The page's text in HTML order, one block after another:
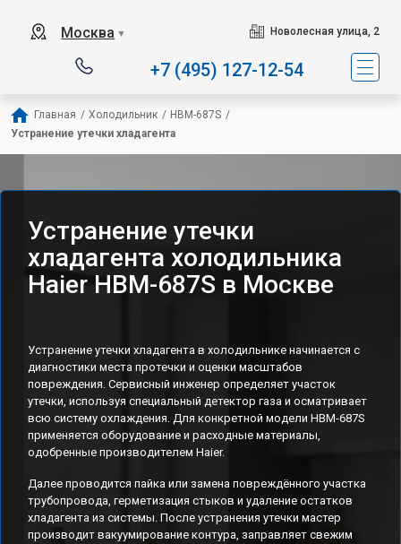
Москва ▼ Новолесная улица, 2
+7 (495) 127-12-54
Главная / Холодильник / HBM-687S /
Устранение утечки хладагента
Устранение утечки
хладагента холодильника
Haier HBM-687S в Москве
Устранение утечки хладагента в холодильнике начинается с
диагностики места протечки и оценки масштабов
повреждения. Сервисный инженер определяет участок
утечки, используя специальный детектор газа и осматривает
всю систему охлаждения. Для конкретной модели HBM-687S
применяется оборудование и расходные материалы,
одобренные производителем Haier.
Далее проводится пайка или замена повреждённого участка
трубопровода, герметизация стыков и удаление остатков
хладагента из системы. После устранения утечки мастер
производит вакуумирование контура, заправляет свежим